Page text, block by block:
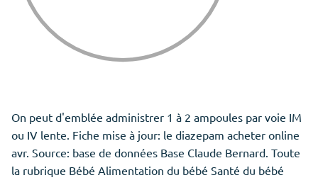
On peut d'emblée administrer 1 à 2 ampoules par voie IM
ou IV lente. Fiche mise à jour: le diazepam acheter online
avr. Source: base de données Base Claude Bernard. Toute
la rubrique Bébé Alimentation du bébé Santé du bébé